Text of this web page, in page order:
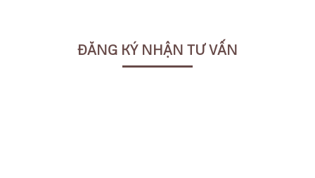
ĐĂNG KÝ NHẬN TƯ VẤN